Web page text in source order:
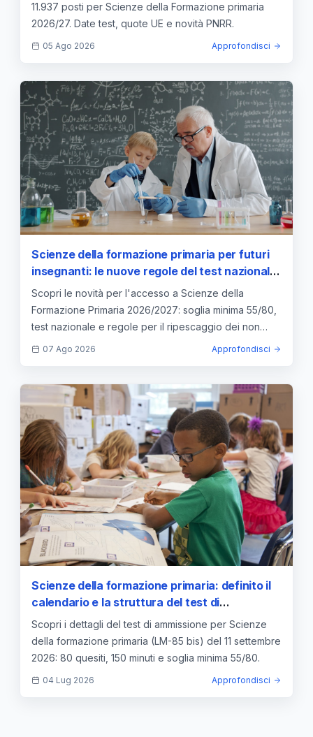
11.937 posti per Scienze della Formazione primaria
2026/27. Date test, quote UE e novità PNRR.
05 Ago 2026 Approfondisci
Scienze della formazione primaria per futuri
insegnanti: le nuove regole del test nazionale
e le soglie di accesso
Scopri le novità per l'accesso a Scienze della
Formazione Primaria 2026/2027: soglia minima 55/80,
test nazionale e regole per il ripescaggio dei non
idonei.
07 Ago 2026 Approfondisci
Scienze della formazione primaria: definito il
calendario e la struttura del test di
ammissione per il 2026/2027
Scopri i dettagli del test di ammissione per Scienze
della formazione primaria (LM-85 bis) del 11 settembre
2026: 80 quesiti, 150 minuti e soglia minima 55/80.
04 Lug 2026 Approfondisci